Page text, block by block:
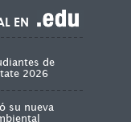
EN
de
2026
su nueva